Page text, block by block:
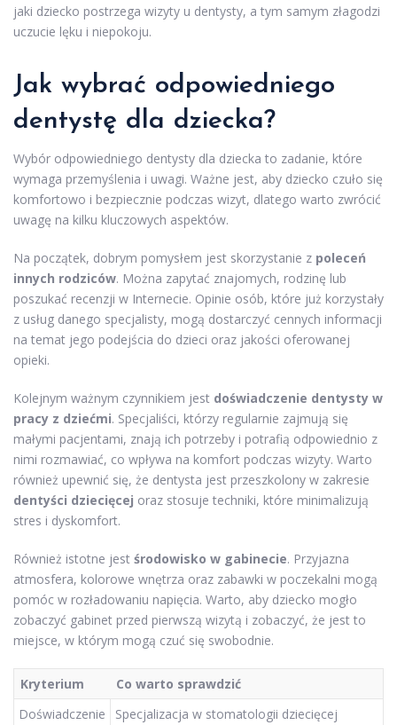
jaki dziecko postrzega wizyty u dentysty, a tym samym złagodzi
uczucie lęku i niepokoju.
Jak wybrać odpowiedniego
dentystę dla dziecka?
Wybór odpowiedniego dentysty dla dziecka to zadanie, które
wymaga przemyślenia i uwagi. Ważne jest, aby dziecko czuło się
komfortowo i bezpiecznie podczas wizyt, dlatego warto zwrócić
uwagę na kilku kluczowych aspektów.
Na początek, dobrym pomysłem jest skorzystanie z poleceń
innych rodziców. Można zapytać znajomych, rodzinę lub
poszukać recenzji w Internecie. Opinie osób, które już korzystały
z usług danego specjalisty, mogą dostarczyć cennych informacji
na temat jego podejścia do dzieci oraz jakości oferowanej
opieki.
Kolejnym ważnym czynnikiem jest doświadczenie dentysty w
pracy z dziećmi. Specjaliści, którzy regularnie zajmują się
małymi pacjentami, znają ich potrzeby i potrafią odpowiednio z
nimi rozmawiać, co wpływa na komfort podczas wizyty. Warto
również upewnić się, że dentysta jest przeszkolony w zakresie
dentyści dziecięcej oraz stosuje techniki, które minimalizują
stres i dyskomfort.
Również istotne jest środowisko w gabinecie. Przyjazna
atmosfera, kolorowe wnętrza oraz zabawki w poczekalni mogą
pomóc w rozładowaniu napięcia. Warto, aby dziecko mogło
zobaczyć gabinet przed pierwszą wizytą i zobaczyć, że jest to
miejsce, w którym mogą czuć się swobodnie.
Kryterium
Co warto sprawdzić
Doświadczenie
Specjalizacja w stomatologii dziecięcej